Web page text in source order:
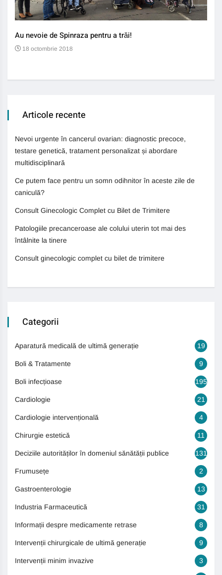
Au nevoie de Spinraza pentru a trăi!
18 octombrie 2018
Articole recente
Nevoi urgente în cancerul ovarian: diagnostic precoce,
testare genetică, tratament personalizat și abordare
multidisciplinară
Ce putem face pentru un somn odihnitor în aceste zile de
caniculă?
Consult Ginecologic Complet cu Bilet de Trimitere
Patologiile precanceroase ale colului uterin tot mai des
întâlnite la tinere
Consult ginecologic complet cu bilet de trimitere
Categorii
Aparatură medicală de ultimă generație 19
Boli & Tratamente 9
Boli infecțioase 195
Cardiologie 21
Cardiologie intervențională 4
Chirurgie estetică 11
Deciziile autorităților în domeniul sănătății publice 131
Frumusețe 2
Gastroenterologie 13
Industria Farmaceutică 31
Informații despre medicamente retrase 8
Intervenții chirurgicale de ultimă generație 9
Intervenții minim invazive 3